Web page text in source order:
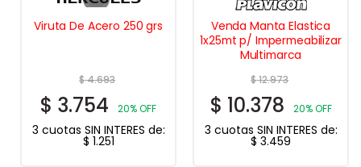
Viruta De Acero 250 grs
$4.693
$ 3.754 20% OFF
3 cuotas SIN INTERES de:
$ 1.251
Venda Manta Elastica
1x25mt p/ Impermeabilizar
Multimarca
$12.973
$ 10.378 20% OFF
3 cuotas SIN INTERES de:
$ 3.459